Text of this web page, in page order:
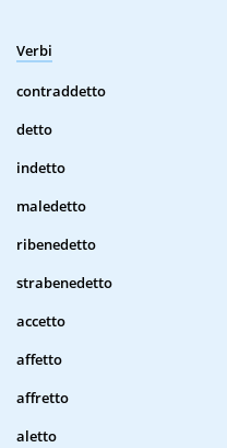
Verbi
contraddetto
detto
indetto
maledetto
ribenedetto
strabenedetto
accetto
affetto
affretto
aletto